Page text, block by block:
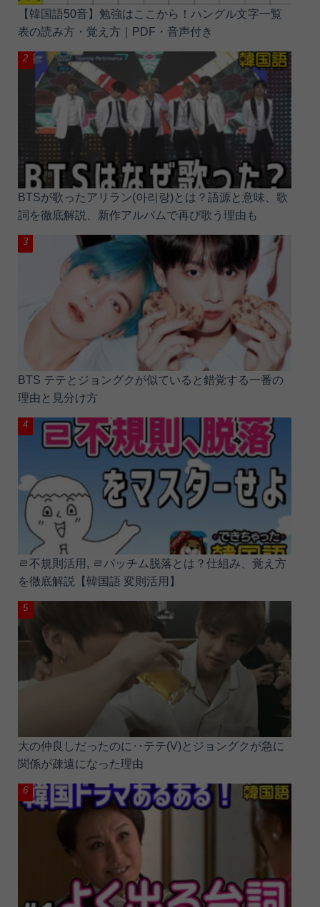
【韓国語50音】勉強はここから！ハングル文字一覧
表の読み方・覚え方｜PDF・音声付き
BTSが歌ったアリラン(아리랑)とは？語源と意味、歌
詞を徹底解説、新作アルバムで再び歌う理由も
BTS テテとジョングクが似ていると錯覚する一番の
理由と見分け方
ㄹ不規則活用, ㄹパッチム脱落とは？仕組み、覚え方
を徹底解説【韓国語 変則活用】
大の仲良しだったのに‥テテ(V)とジョングクが急に
関係が疎遠になった理由